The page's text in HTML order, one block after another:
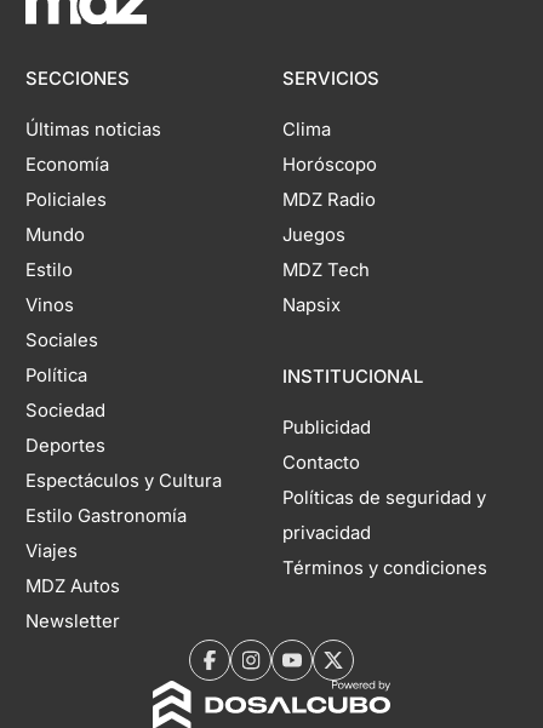
SECCIONES
Últimas noticias
Economía
Policiales
Mundo
Estilo
Vinos
Sociales
Política
Sociedad
Deportes
Espectáculos y Cultura
Estilo Gastronomía
Viajes
MDZ Autos
Newsletter
SERVICIOS
Clima
Horóscopo
MDZ Radio
Juegos
MDZ Tech
Napsix
INSTITUCIONAL
Publicidad
Contacto
Políticas de seguridad y
privacidad
Términos y condiciones